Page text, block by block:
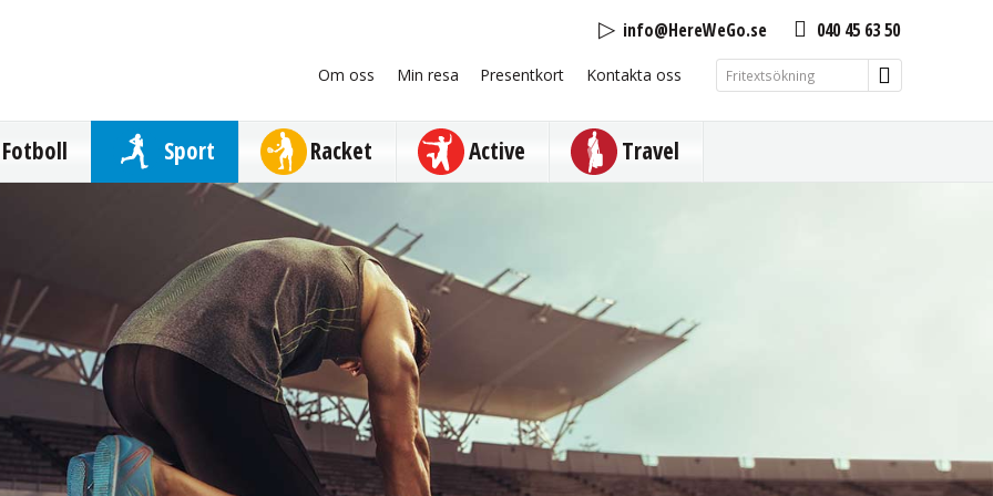
040 45 63 50
info@HereWeGo.se
Om oss Min resa Presentkort Kontakta oss
Fotboll Sport Racket Active Travel